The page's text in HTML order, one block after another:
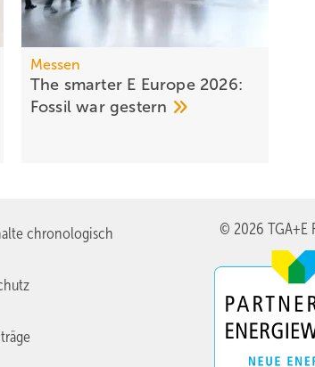
Messen
The smarter E Europe 2026:
Fossil wargestern
chronologisch © 2026 TGA+E